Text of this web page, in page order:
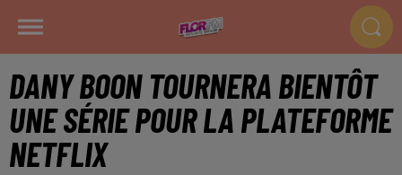
DANY BOON TOURNERA BIENTÔT
UNE SÉRIE POUR LA PLATEFORME
NETFLIX